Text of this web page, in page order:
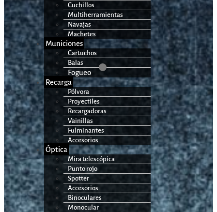
Cuchillos
Multiherramientas
Navajas
Machetes
Municiones
Cartuchos
Balas
Fogueo
Recarga
Pólvora
Proyectiles
Recargadoras
Vainillas
Fulminantes
Accesorios
Óptica
Mira telescópica
Punto rojo
Spotter
Accesorios
Binoculares
Monocular